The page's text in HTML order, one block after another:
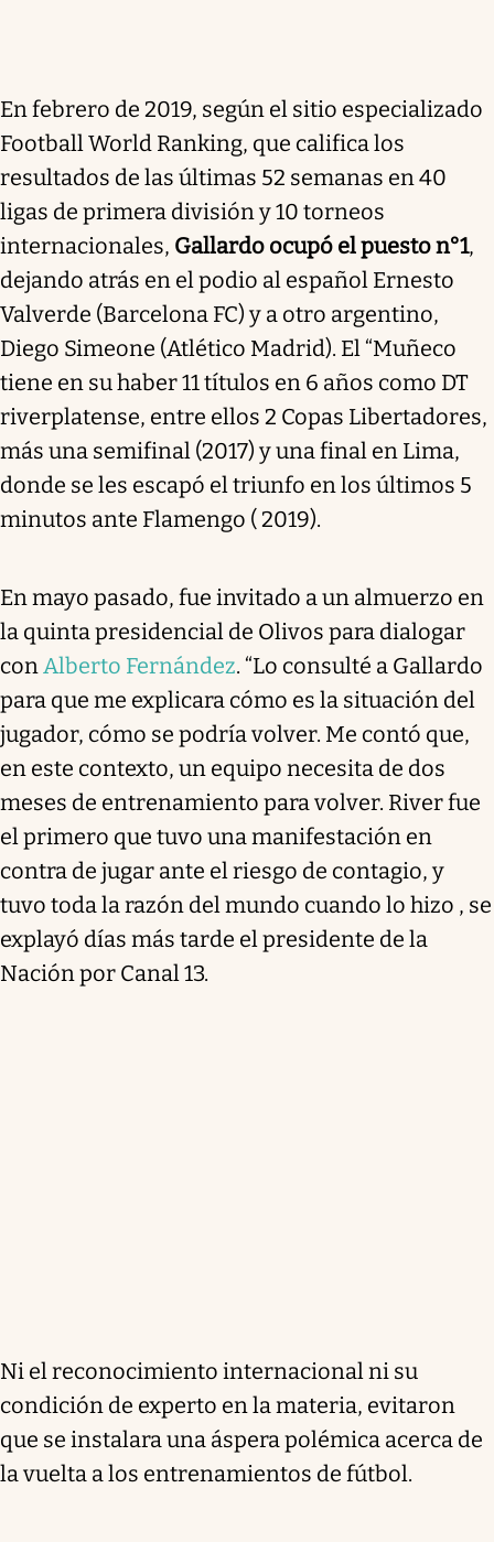
En febrero de 2019, según el sitio especializado
Football World Ranking, que califica los
resultados de las últimas 52 semanas en 40
ligas de primera división y 10 torneos
internacionales, Gallardo ocupó el puesto n°1,
dejando atrás en el podio al español Ernesto
Valverde (Barcelona FC) y a otro argentino,
Diego Simeone (Atlético Madrid). El “Muñeco
tiene en su haber 11 títulos en 6 años como DT
riverplatense, entre ellos 2 Copas Libertadores,
más una semifinal (2017) y una final en Lima,
donde se les escapó el triunfo en los últimos 5
minutos ante Flamengo ( 2019).
En mayo pasado, fue invitado a un almuerzo en
la quinta presidencial de Olivos para dialogar
conAlberto Fernández. “Lo consulté a Gallardo
para que me explicara cómo es la situación del
jugador, cómo se podría volver. Me contó que,
en este contexto, un equipo necesita de dos
meses de entrenamiento para volver. River fue
el primero que tuvo una manifestación en
contra de jugar ante el riesgo de contagio, y
tuvo toda la razón del mundo cuando lo hizo , se
explayó días más tarde el presidente de la
Nación por Canal 13.
Ni el reconocimiento internacional ni su
condición de experto en la materia, evitaron
que se instalara una áspera polémica acerca de
la vuelta a los entrenamientos de fútbol.